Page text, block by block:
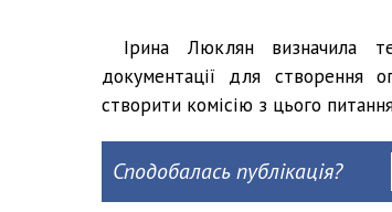
Ірина Люклян визначила
документації для створення
створити комісію з цього
Сподобалась публікація?